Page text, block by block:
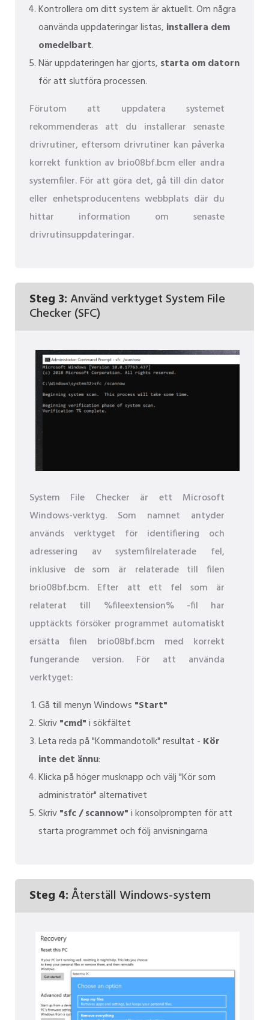
Kontrollera om ditt system är aktuellt. Om några
oanvända uppdateringar listas, installera dem
omedelbart.
När uppdateringen har gjorts, starta om datorn
för att slutföra processen.
Förutom att uppdatera systemet
rekommenderas att du installerar senaste
drivrutiner, eftersom drivrutiner kan påverka
korrekt funktion av brio08bf.bcm eller andra
systemfiler. För att göra det, gå till din dator
eller enhetsproducentens webbplats där du
hittar information om senaste
drivrutinsuppdateringar.
Steg 3:Använd verktyget System File
Checker (SFC)
System File Checker är ett Microsoft
Windows-verktyg. Som namnet antyder
används verktyget för identifiering och
adressering av systemfilrelaterade fel,
inklusive de som är relaterade till filen
brio08bf.bcm. Efter att ett fel som är
relaterat till %fileextension% -fil har
upptäckts försöker programmet automatiskt
ersätta filen brio08bf.bcm med korrekt
fungerande version. För att använda
verktyget:
Gå till menyn Windows "Start"
Skriv"cmd"i sökfältet
Leta reda på "Kommandotolk" resultat - Kör
inte det ännu:
Klicka på höger musknapp och välj "Kör som
administratör" alternativet
Skriv"sfc / scannow"i konsolprompten för att
starta programmet och följ anvisningarna
Steg 4:Återställ Windows-system